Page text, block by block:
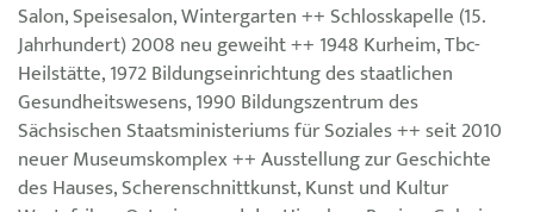
Salon, Speisesalon, Wintergarten ++ Schlosskapelle (15.
Jahrhundert) 2008 neu geweiht ++ 1948 Kurheim, Tbc-
Heilstätte, 1972 Bildungseinrichtung des staatlichen
Gesundheitswesens, 1990 Bildungszentrum des
Sächsischen Staatsministeriums für Soziales ++ seit 2010
neuer Museumskomplex ++ Ausstellung zur Geschichte
des Hauses, Scherenschnittkunst, Kunst und Kultur